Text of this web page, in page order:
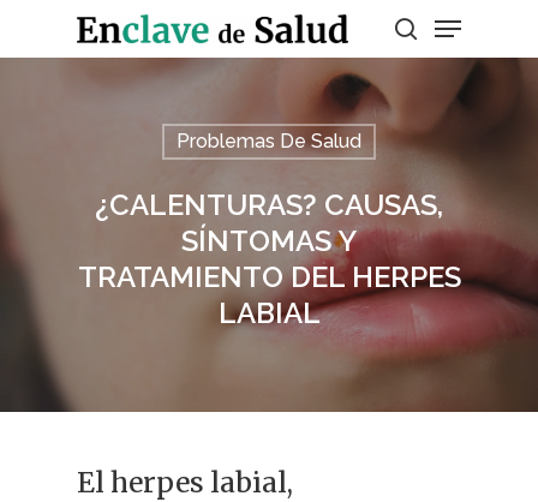
Presiona enter para buscar o ESC para
Problemas De Salud
¿CALENTURAS? CAUSAS,
SÍNTOMAS Y
TRATAMIENTO DEL HERPES
LABIAL
El herpes labial,